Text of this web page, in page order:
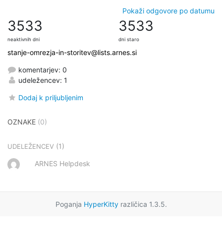
Pokaži odgovore po datumu
3533
neaktivnih dni
3533
dni staro
stanje-omrezja-in-storitev@lists.arnes.si
komentarjev: 0
udeležencev: 1
Dodaj k priljubljenim
OZNAKE (0)
UDELEŽENCEV (1)
ARNES Helpdesk
Poganja HyperKittyrazličica 1.3.5.